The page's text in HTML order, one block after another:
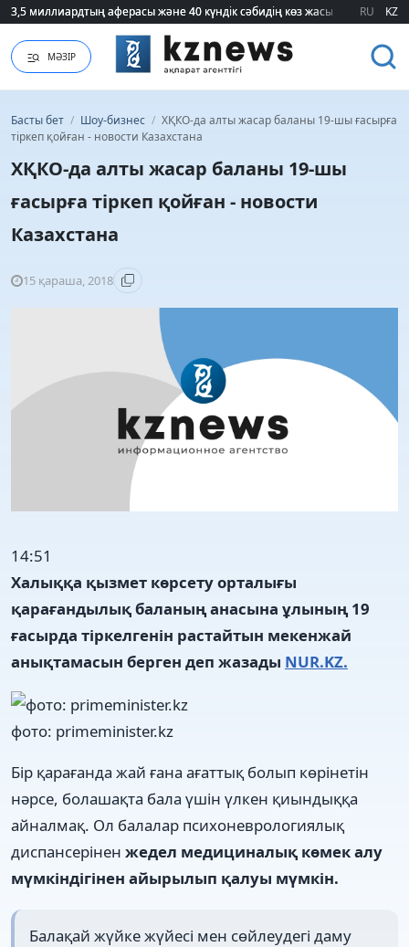
3,5 миллиардтың аферасы және 40 күндік сәбидің көз жасы:
3,5 миллиардтың аферасы және 40 күндік сәбидің көз жасы: RU KZ
МӘЗІР
Басты бет / Шоу-бизнес / ХҚКО-да алты жасар баланы 19-шы ғасырға
тіркеп қойған - новости Казахстана
ХҚКО-да алты жасар баланы 19-шы
ғасырға тіркеп қойған - новости
Казахстана
15 қараша, 2018
14:51
Халыққа қызмет көрсету орталығы
қарағандылық баланың анасына ұлының 19
ғасырда тіркелгенін растайтын мекенжай
анықтамасын берген деп жазады NUR.KZ.
фото: primeminister.kz
Бір қарағанда жай ғана ағаттық болып көрінетін
нәрсе, болашақта бала үшін үлкен қиындыққа
айналмақ. Ол балалар психоневрологиялық
диспансерінен жедел медициналық көмек алу
мүмкіндігінен айырылып қалуы мүмкін.
Балақай жүйке жүйесі мен сөйлеудегі даму